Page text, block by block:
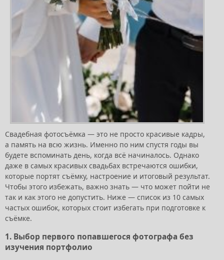
Свадебная фотосъёмка — это не просто красивые кадры,
а память на всю жизнь. Именно по ним спустя годы вы
будете вспоминать день, когда всё начиналось. Однако
даже в самых красивых свадьбах встречаются ошибки,
которые портят съёмку, настроение и итоговый результат.
Чтобы этого избежать, важно знать — что может пойти не
так и как этого не допустить. Ниже — список из 10 самых
частых ошибок, которых стоит избегать при подготовке к
съёмке.
1. Выбор первого попавшегося фотографа без
изучения портфолио